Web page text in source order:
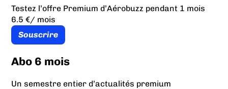
Testez l’offre Premium d’Aérobuzz pendant 1 mois
6.5 €/ mois
Souscrire
Abo 6 mois
Un semestre entier d’actualités premium